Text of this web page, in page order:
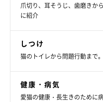
爪切り、耳そうじ、歯磨きか
に紹介
しつけ
猫のトイレから問題行動まで
健康・病気
愛猫の健康・長生きのために